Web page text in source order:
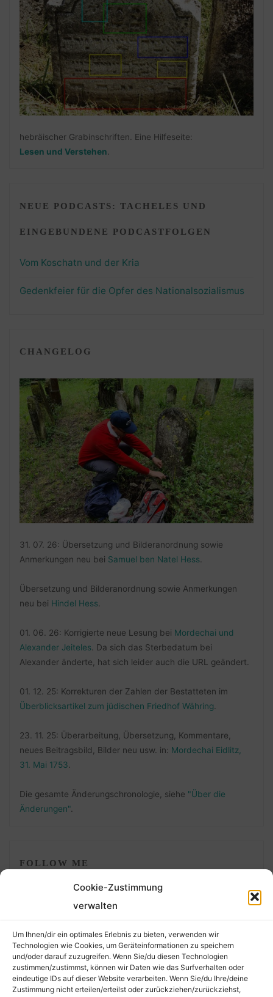
Cookie-Zustimmung
verwalten
Um Ihnen/dir ein optimales Erlebnis zu bieten, verwenden wir
Technologien wie Cookies, um Geräteinformationen zu speichern
und/oder darauf zuzugreifen. Wenn Sie/du diesen Technologien
zustimmen/zustimmst, können wir Daten wie das Surfverhalten oder
eindeutige IDs auf dieser Website verarbeiten. Wenn Sie/du Ihre/deine
Zustimmung nicht erteilen/erteilst oder zurückziehen/zurückziehst,
hebräischer Grabinschriften. Eine Hilfeseite:
Lesen und Verstehen
NEUE PODCASTS: TACHELES UND
EINGEBUNDENE PODCASTFOLGEN
Vom Koschatn und der Kria
Gedenkfeier für die Opfer des Nationalsozialismus
CHANGELOG
31. 07. 26: Übersetzung und Bilderanordnung sowie
Anmerkungen neu bei Samuel ben Natel Hess.
Übersetzung und Bilderanordnung sowie Anmerkungen
neu bei Hindel Hess.
01. 06. 26: Korrigierte neue Lesung bei Mordechai und
Alexander Jeiteles. Da sich das Sterbedatum bei
Alexander änderte, hat sich leider auch die URL geändert.
01. 12. 25: Korrekturen der Zahlen der Bestatteten im
Überblicksartikel zum jüdischen Friedhof Währing.
23. 11. 25: Überarbeitung, Übersetzung, Kommentare,
neues Beitragsbild, Bilder neu usw. in: Mordechai Eidlitz,
31. Mai 1753.
Die gesamte Änderungschronologie, siehe "Über die
Änderungen".
FOLLOW ME
©2026 Der Transkribierer